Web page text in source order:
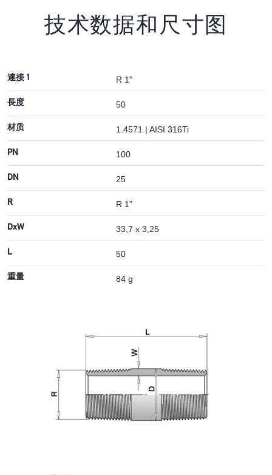
技术数据和尺寸图
連接 1 R 1"
長度 50
材质 1.4571 | AISI 316Ti
PN 100
DN 25
R R 1"
DxW 33,7 x 3,25
L 50
重量 84 g